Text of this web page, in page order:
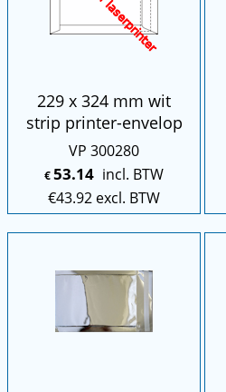
229 x 324 mm wit
strip printer-envelop
VP 300280
€53.14 incl. BTW
€43.92 excl. BTW